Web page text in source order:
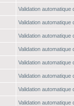
Validation
Validation
Validation
Validation
Validation
Validation
Validation
Validation